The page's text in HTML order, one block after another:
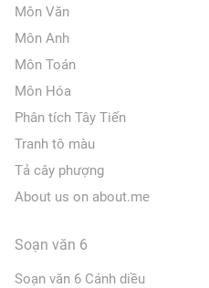
Môn Văn
Môn Anh
Môn Toán
Môn Hóa
Phân tích Tây Tiến
Tranh tô màu
Tả cây phượng
About us on about.me
Soạn văn 6
Soạn văn 6 Cánh diều